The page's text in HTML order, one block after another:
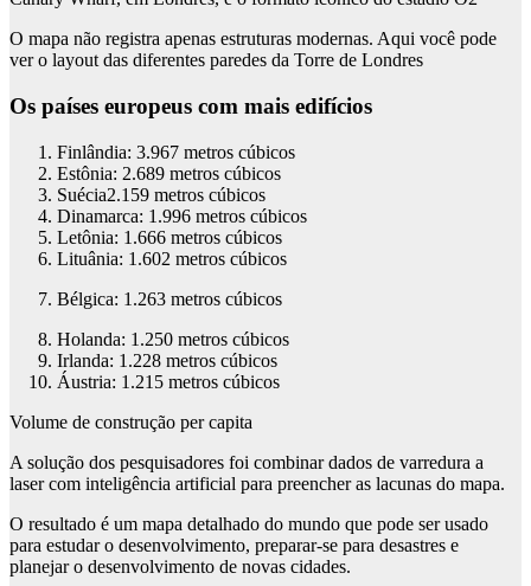
O mapa não registra apenas estruturas modernas. Aqui você pode
ver o layout das diferentes paredes da Torre de Londres
Os países europeus com mais edifícios
Finlândia: 3.967 metros cúbicos
Estônia: 2.689 metros cúbicos
Suécia2.159 metros cúbicos
Dinamarca: 1.996 metros cúbicos
Letônia: 1.666 metros cúbicos
Lituânia: 1.602 metros cúbicos
Bélgica: 1.263 metros cúbicos
Holanda: 1.250 metros cúbicos
Irlanda: 1.228 metros cúbicos
Áustria: 1.215 metros cúbicos
Volume de construção per capita
A solução dos pesquisadores foi combinar dados de varredura a
laser com inteligência artificial para preencher as lacunas do mapa.
O resultado é um mapa detalhado do mundo que pode ser usado
para estudar o desenvolvimento, preparar-se para desastres e
planejar o desenvolvimento de novas cidades.